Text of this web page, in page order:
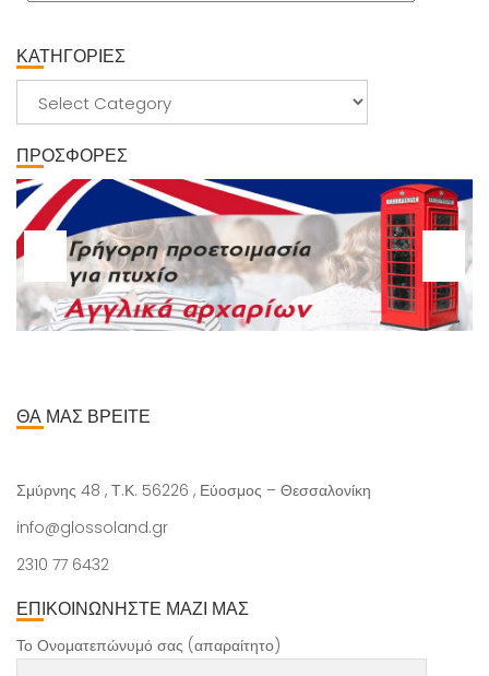
ΚΑΤΗΓΟΡΙΕΣ
ΚΑΤΗΓΟΡΙΕΣ
ΠΡΟΣΦΟΡΕΣ
ΘΑ ΜΑΣ ΒΡΕΙΤΕ
Σμύρνης 48 , Τ.Κ. 56226 , Εύοσμος – Θεσσαλονίκη
info@glossoland.gr
2310 77 6432
ΕΠΙΚΟΙΝΩΝΗΣΤΕ ΜΑΖΙ ΜΑΣ
Το Ονοματεπώνυμό σας (απαραίτητο)